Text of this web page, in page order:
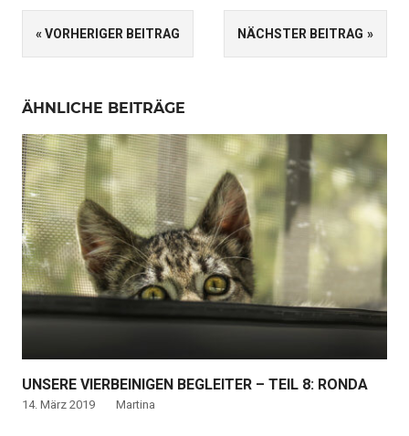
SCHLAGWÖRTER
AUSWANDERUNG
Beitragsnavigation
VORHERIGER BEITRAG NÄCHSTER BEITRAG
ÄHNLICHE BEITRÄGE
UNSERE VIERBEINIGEN BEGLEITER – TEIL 8: RONDA
14. März 2019 Martina